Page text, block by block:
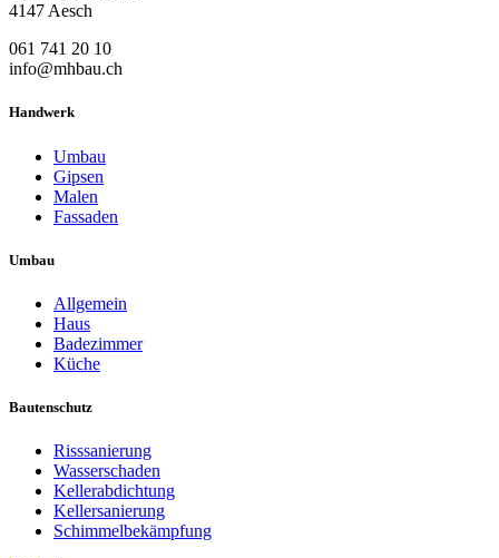
4147 Aesch
061 741 20 10
info@mhbau.ch
Handwerk
Umbau
Gipsen
Malen
Fassaden
Umbau
Allgemein
Haus
Badezimmer
Küche
Bautenschutz
Risssanierung
Wasserschaden
Kellerabdichtung
Kellersanierung
Schimmelbekämpfung